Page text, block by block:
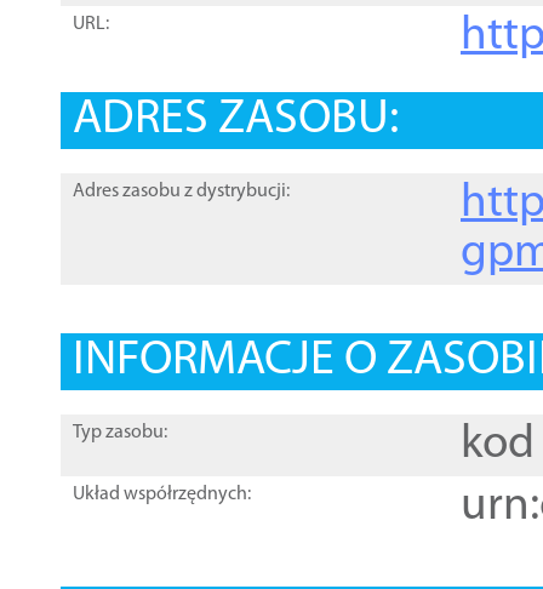
URL:
ADRES ZASOBU:
Adres zasobu z dystrybucji:
INFORMACJE O
Typ zasobu: kod
Układ współrzędnych: